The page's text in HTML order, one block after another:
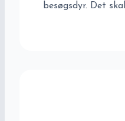
besøgsdyr. Det